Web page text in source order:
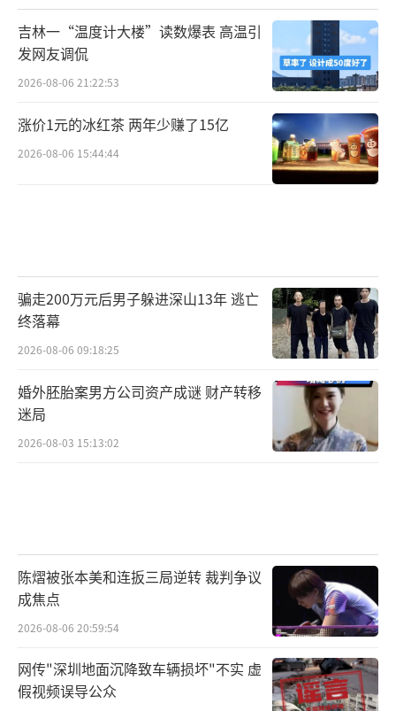
吉林一“温度计大楼”读数爆表 高温引
发网友调侃
2026-08-06 21:22:53
涨价1元的冰红茶 两年少赚了15亿
2026-08-06 15:44:44
骗走200万元后男子躲进深山13年 逃亡
终落幕
2026-08-06 09:18:25
婚外胚胎案男方公司资产成谜 财产转移
迷局
2026-08-03 15:13:02
陈熠被张本美和连扳三局逆转 裁判争议
成焦点
2026-08-06 20:59:54
网传"深圳地面沉降致车辆损坏"不实 虚
假视频误导公众